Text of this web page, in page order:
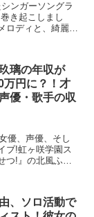
ンガーソングラ
き起こしまし
ロディと、綺麗ご
璃の年収が
万円に？！才
優・歌手の収
優、声優、そし
ブ!虹ヶ咲学園ス
!』の北風ふぶ
、ソロ活動で